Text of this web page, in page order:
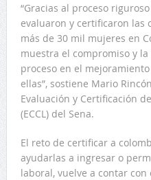
“Gracias al proceso
evaluaron y certificaron las
más de 30 mil mujeres en
muestra el compromiso y
proceso en el
ellas”, sostiene Mario
Evaluación y Certificación
(ECCL) del Sena.
El reto de certificar a
ayudarlas a ingresar o
laboral, vuelve a contar